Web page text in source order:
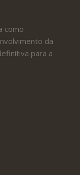
como
da
para a